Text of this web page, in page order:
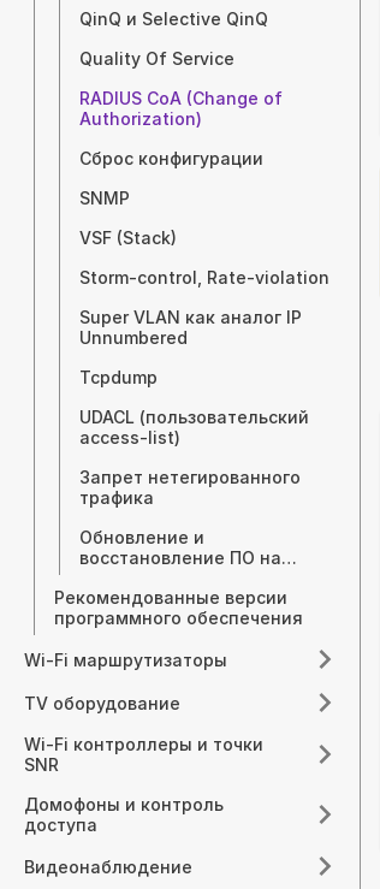
QinQ и Selective QinQ
Quality Of Service
RADIUS CoA (Change of
Authorization)
Сброс конфигурации
SNMP
VSF (Stack)
Storm-control, Rate-violation
Super VLAN как аналог IP
Unnumbered
Tcpdump
UDACL (пользовательский
access-list)
Запрет нетегированного
трафика
Обновление и
восстановление ПО на
Рекомендованные версии
программного обеспечения
Wi-Fi маршрутизаторы
TV оборудование
Wi-Fi контроллеры и точки
SNR
Домофоны и контроль
доступа
Видеонаблюдение